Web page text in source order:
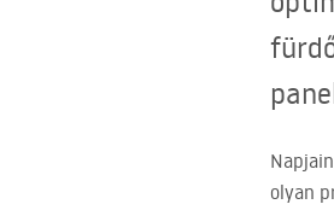
Fürdőszobai kiegészítők és
olyan